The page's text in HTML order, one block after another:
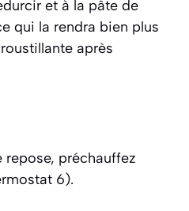
et à la pâte de
qui la rendra bien plus
après
repose, préchauffez
6).